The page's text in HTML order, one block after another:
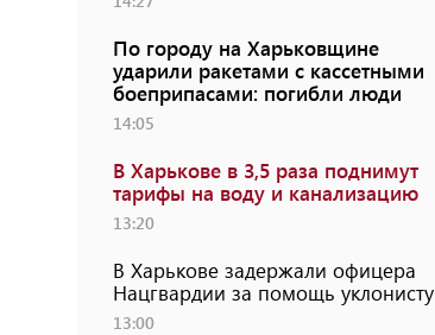
По городу на Харьковщине
ударили ракетами с кассетными
боеприпасами: погибли люди
14:05
В Харькове в 3,5 раза поднимут
тарифы на воду и канализацию
13:20
В Харькове задержали офицера
Нацгвардии за помощь уклонисту
13:00